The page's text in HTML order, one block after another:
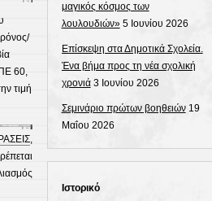
60,
τιμή
,
στο
ΔΙΑΧΥΣΗ
μαγικός κόσμος των
λουλουδιών» 5 Ιουνίου 2026
Επίσκεψη στα Δημοτικά Σχολεία.
Ένα βήμα προς τη νέα σχολική
χρονιά 3 Ιουνίου 2026
Σεμινάριο πρώτων βοηθειών 19
Μαΐου 2026
Ιστορικό